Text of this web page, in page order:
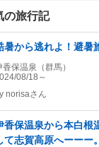
の旅行記
暑から逃れよ！避暑
香保温泉（群馬）
08/18～
norisaさん
香保温泉から本白根
て志賀高原へーーー。